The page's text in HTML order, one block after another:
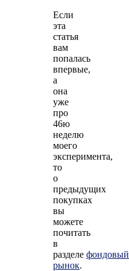
Если
эта
статья
вам
попалась
впервые,
а
она
уже
про
46ю
неделю
моего
эксперимента,
то
о
предыдущих
покупках
вы
можете
почитать
в
разделе фондовый
рынок.